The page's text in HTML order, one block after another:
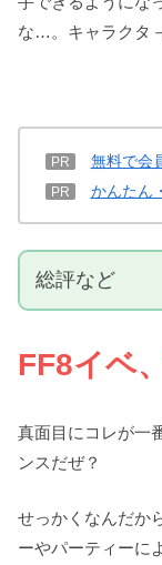
な…。キャラクタ
PR 無料で会
PR かんたん
総評など
FF8イベ
真面目にコレが一
ンスだぜ？
せっかくなんだか
ーやパーティーに